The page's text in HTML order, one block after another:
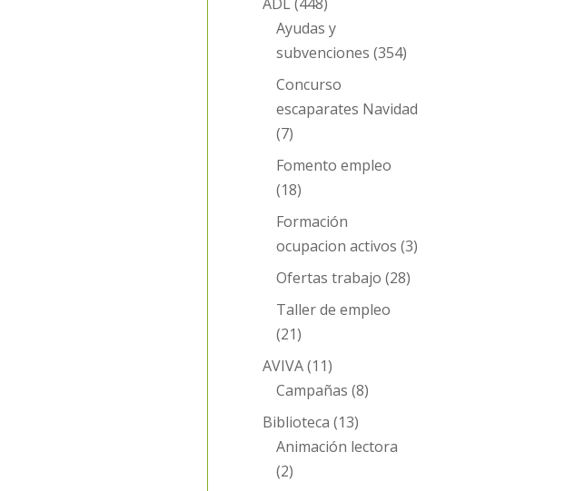
Ayudas y
subvenciones (354)
Concurso
escaparates Navidad
(7)
Fomento empleo
(18)
Formación
ocupacion activos (3)
Ofertas trabajo (28)
Taller de empleo
(21)
AVIVA(11)
Campañas (8)
Biblioteca (13)
Animación lectora
(2)